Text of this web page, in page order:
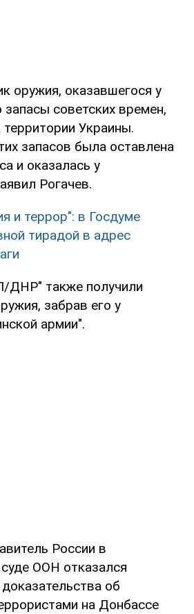
оружия, оказавшегося у
запасы советских времен,
Украины.
запасов была оставлена
и оказалась у
Рогачев.
и террор": в Госдуме
тирадой в адрес
ДНР" также получили
забрав его у
армии".
России в
ООН отказался
об
на Донбассе